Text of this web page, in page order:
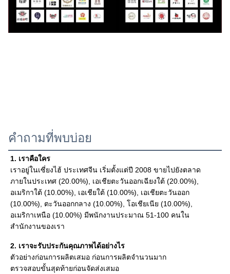
คำถามที่พบบ่อย
1. เราคือใคร
เราอยู่ในเซี่ยงไฮ้ ประเทศจีน เริ่มตั้งแต่ปี 2008 ขายไปยังตลาด
ภายในประเทศ (20.00%), เอเชียตะวันออกเฉียงใต้ (20.00%),
อเมริกาใต้ (10.00%), เอเชียใต้ (10.00%), เอเชียตะวันออก
(10.00%), ตะวันออกกลาง (10.00%), โอเชียเนีย (10.00%),
อเมริกาเหนือ (10.00%) มีพนักงานประมาณ 51-100 คนใน
สำนักงานของเรา
2. เราจะรับประกันคุณภาพได้อย่างไร
ตัวอย่างก่อนการผลิตเสมอ ก่อนการผลิตจำนวนมาก
ตรวจสอบขั้นสุดท้ายก่อนจัดส่งเสมอ